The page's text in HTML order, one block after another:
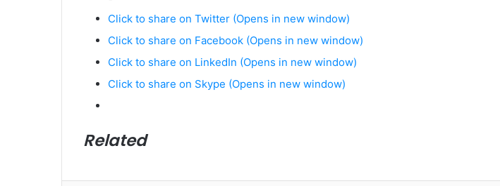
Click to share on Twitter (Opens in new window)
Click to share on Facebook (Opens in new window)
Click to share on LinkedIn (Opens in new window)
Click to share on Skype (Opens in new window)
Related